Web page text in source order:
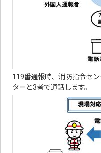
119番通報時、消防指令セ
ターと3者で通話します。